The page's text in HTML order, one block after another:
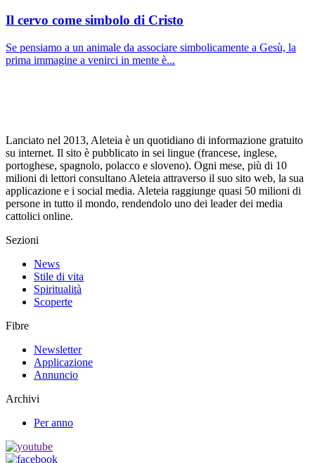
Il cervo come simbolo di Cristo
Se pensiamo a un animale da associare simbolicamente a Gesù, la
prima immagine a venirci in mente è...
Lanciato nel 2013, Aleteia è un quotidiano di informazione gratuito
su internet. Il sito è pubblicato in sei lingue (francese, inglese,
portoghese, spagnolo, polacco e sloveno). Ogni mese, più di 10
milioni di lettori consultano Aleteia attraverso il suo sito web, la sua
applicazione e i social media. Aleteia raggiunge quasi 50 milioni di
persone in tutto il mondo, rendendolo uno dei leader dei media
cattolici online.
Sezioni
News
Stile di vita
Spiritualità
Scoperte
Fibre
Newsletter
Applicazione
Annuncio
Archivi
Per anno